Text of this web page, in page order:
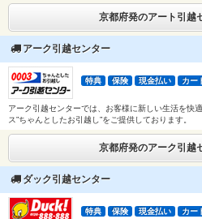
京都府発のアート引越
アーク引越センター
特典 保険 現金払い カー
アーク引越センターでは、お客様に新しい生活を快
ス”ちゃんとしたお引越し”をご提供しております。
京都府発のアーク引越
ダック引越センター
特典 保険 現金払い カー